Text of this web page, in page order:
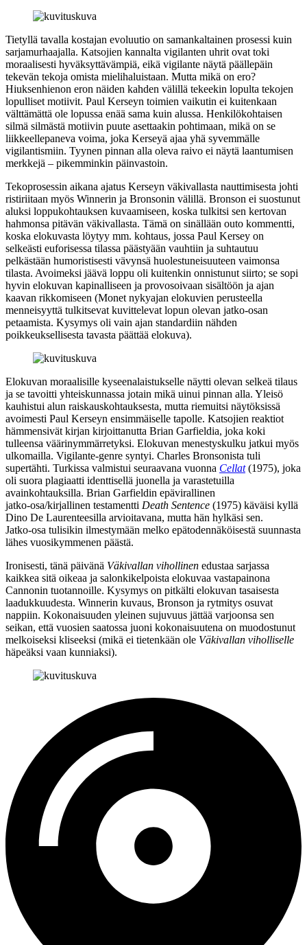
Tietyllä tavalla kostajan evoluutio on samankaltainen prosessi kuin
sarjamurhaajalla. Katsojien kannalta vigilanten uhrit ovat toki
moraalisesti hyväksyttävämpiä, eikä vigilante näytä päällepäin
tekevän tekoja omista mielihaluistaan. Mutta mikä on ero?
Hiuksenhienon eron näiden kahden välillä tekeekin lopulta tekojen
lopulliset motiivit. Paul Kerseyn toimien vaikutin ei kuitenkaan
välttämättä ole lopussa enää sama kuin alussa. Henkilökohtaisen
silmä silmästä motiivin puute asettaakin pohtimaan, mikä on se
liikkeellepaneva voima, joka Kerseyä ajaa yhä syvemmälle
vigilantismiin. Tyynen pinnan alla oleva raivo ei näytä laantumisen
merkkejä – pikemminkin päinvastoin.
Tekoprosessin aikana ajatus Kerseyn väkivallasta nauttimisesta johti
ristiriitaan myös Winnerin ja Bronsonin välillä. Bronson ei suostunut
aluksi loppukohtauksen kuvaamiseen, koska tulkitsi sen kertovan
hahmonsa pitävän väkivallasta. Tämä on sinällään outo kommentti,
koska elokuvasta löytyy mm. kohtaus, jossa Paul Kersey on
selkeästi euforisessa tilassa päästyään vauhtiin ja suhtautuu
pelkästään humoristisesti vävynsä huolestuneisuuteen vaimonsa
tilasta. Avoimeksi jäävä loppu oli kuitenkin onnistunut siirto; se sopi
hyvin elokuvan kapinalliseen ja provosoivaan sisältöön ja ajan
kaavan rikkomiseen (Monet nykyajan elokuvien perusteella
menneisyyttä tulkitsevat kuvittelevat lopun olevan jatko‑osan
petaamista. Kysymys oli vain ajan standardiin nähden
poikkeuksellisesta tavasta päättää elokuva).
Elokuvan moraalisille kyseenalaistukselle näytti olevan selkeä tilaus
ja se tavoitti yhteiskunnassa jotain mikä uinui pinnan alla. Yleisö
kauhistui alun raiskauskohtauksesta, mutta riemuitsi näytöksissä
avoimesti Paul Kerseyn ensimmäiselle tapolle. Katsojien reaktiot
hämmensivät kirjan kirjoittanutta Brian Garfieldia, joka koki
tulleensa väärinymmärretyksi. Elokuvan menestyskulku jatkui myös
ulkomailla. Vigilante-genre syntyi. Charles Bronsonista tuli
supertähti. Turkissa valmistui seuraavana vuonna Cellat(1975), joka
oli suora plagiaatti identtisellä juonella ja varastetuilla
avainkohtauksilla. Brian Garfieldin epävirallinen
jatko‑osa/kirjallinen testamentti Death Sentence (1975) käväisi kyllä
Dino De Laurenteesilla arvioitavana, mutta hän hylkäsi sen.
Jatko‑osa tulisikin ilmestymään melko epätodennäköisestä suunnasta
lähes vuosikymmenen päästä.
Ironisesti, tänä päivänä Väkivallan vihollinen edustaa sarjassa
kaikkea sitä oikeaa ja salonkikelpoista elokuvaa vastapainona
Cannonin tuotannoille. Kysymys on pitkälti elokuvan tasaisesta
laadukkuudesta. Winnerin kuvaus, Bronson ja rytmitys osuvat
nappiin. Kokonaisuuden yleinen sujuvuus jättää varjoonsa sen
seikan, että vuosien saatossa juoni kokonaisuutena on muodostunut
melkoiseksi kliseeksi (mikä ei tietenkään ole Väkivallan viholliselle
häpeäksi vaan kunniaksi).